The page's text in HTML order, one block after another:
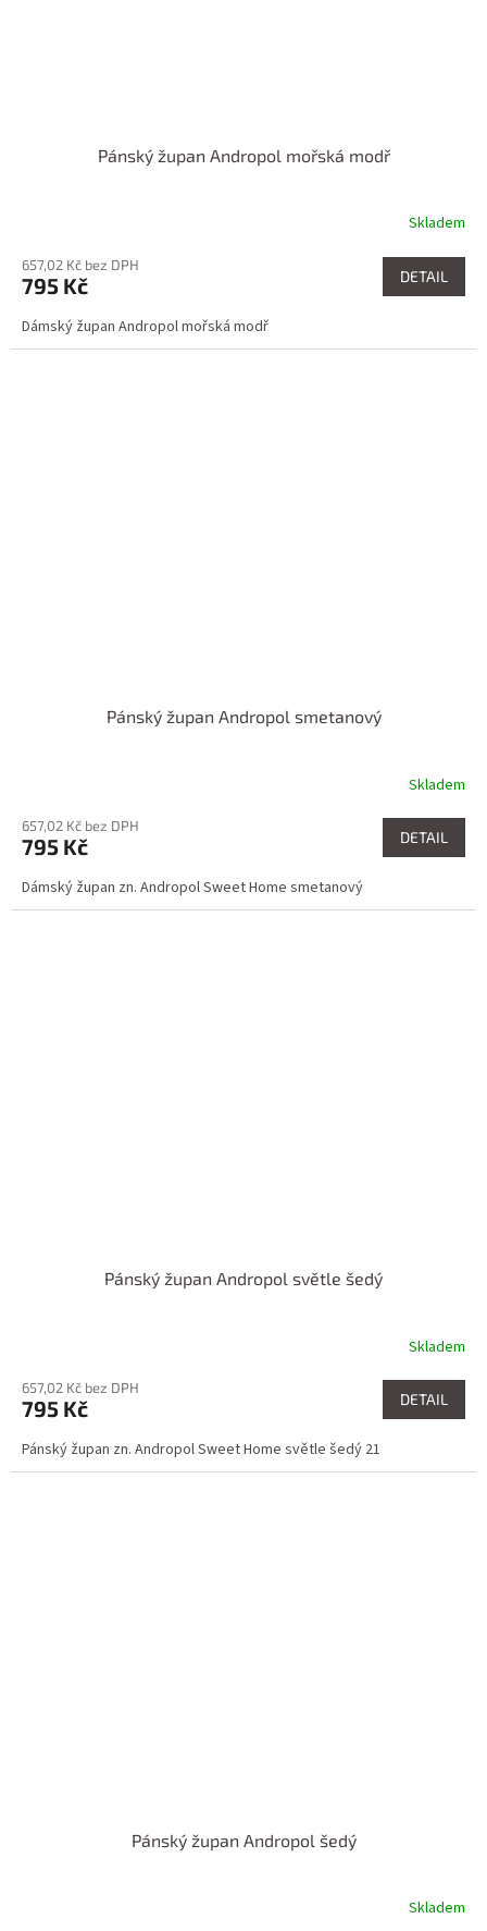
Pánský župan Andropol mořská modř
Skladem
657,02 Kč bez DPH
795 Kč DETAIL
Dámský župan Andropol mořská modř
Pánský župan Andropol smetanový
Skladem
657,02 Kč bez DPH
795 Kč DETAIL
Dámský župan zn. Andropol Sweet Home smetanový
Pánský župan Andropol světle šedý
Skladem
657,02 Kč bez DPH
795 Kč DETAIL
Pánský župan zn. Andropol Sweet Home světle šedý 21
Pánský župan Andropol šedý
Skladem